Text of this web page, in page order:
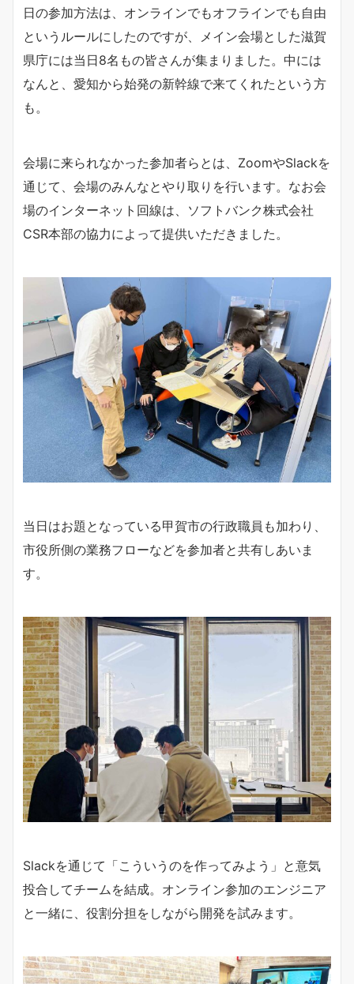
日の参加方法は、オンラインでもオフラインでも自由
というルールにしたのですが、メイン会場とした滋賀
県庁には当日8名もの皆さんが集まりました。中には
なんと、愛知から始発の新幹線で来てくれたという方
も。
会場に来られなかった参加者らとは、ZoomやSlackを
通じて、会場のみんなとやり取りを行います。なお会
場のインターネット回線は、ソフトバンク株式会社
CSR本部の協力によって提供いただきました。
当日はお題となっている甲賀市の行政職員も加わり、
市役所側の業務フローなどを参加者と共有しあいま
す。
Slackを通じて「こういうのを作ってみよう」と意気
投合してチームを結成。オンライン参加のエンジニア
と一緒に、役割分担をしながら開発を試みます。